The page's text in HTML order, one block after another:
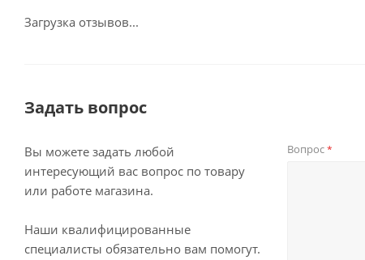
Загрузка отзывов...
Задать вопрос
Вы можете задать любой
интересующий вас вопрос по товару
или работе магазина.
Наши квалифицированные
специалисты обязательно вам помогут.
Вопрос*